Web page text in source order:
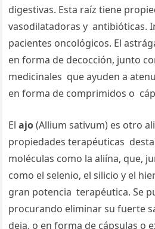
digestivas. Esta raíz tiene
vasodilatadoras y antibióticas.
pacientes oncológicos. El
en forma de decocción, junto
medicinales que ayuden a
en forma de comprimidos o
Elajo(Allium sativum) es otro
propiedades terapéuticas
moléculas como la aliína, que,
como el selenio, el silicio y el
gran potencia terapéutica. Se
procurando eliminar su fuerte
deja, o en forma de cápsulas o